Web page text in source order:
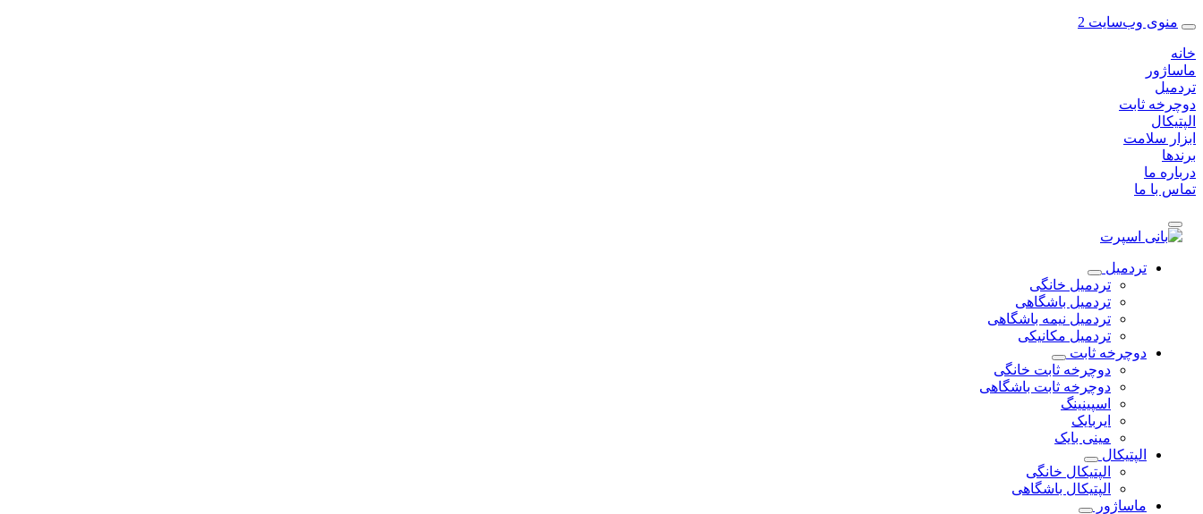
منوی وب‌سایت 2
خانه
ماساژور
تردمیل
دوچرخه ثابت
الپتیکال
ابزار سلامت
برندها
درباره ما
تماس با ما
تردمیل
تردمیل خانگی
تردمیل باشگاهی
تردمیل نیمه باشگاهی
تردمیل مکانیکی
دوچرخه ثابت
دوچرخه ثابت خانگی
دوچرخه ثابت باشگاهی
اسپینینگ
ایربایک
مینی بایک
الپتیکال
الپتیکال خانگی
الپتیکال باشگاهی
ماساژور